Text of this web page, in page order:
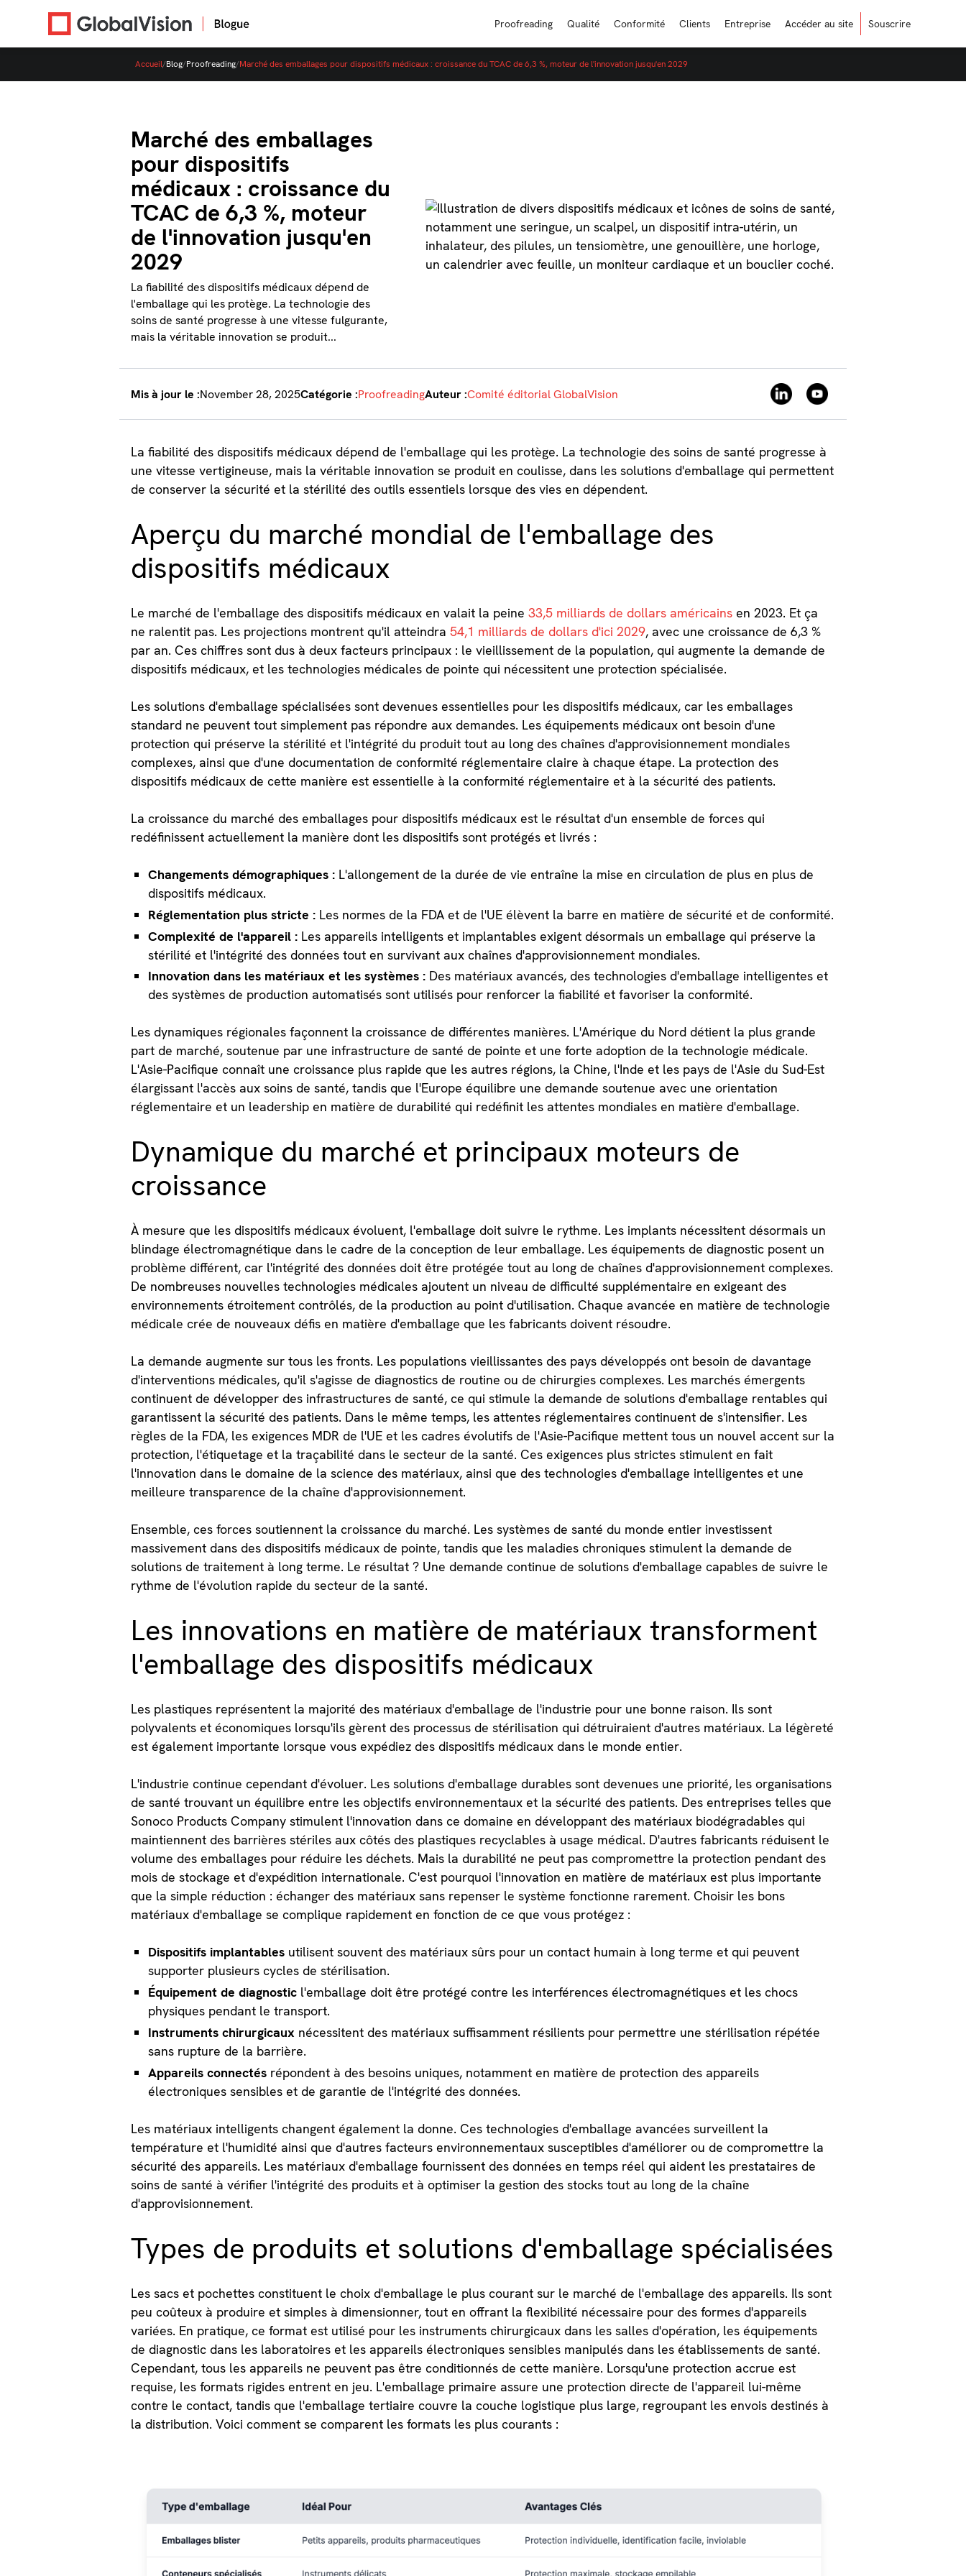
Proofreading Qualité Conformité Clients Entreprise Accéder au site Souscrire
Accueil/Blog/Proofreading/Marché des emballages pour dispositifs médicaux : croissance du TCAC de 6,3 %, moteur de l'innovation jusqu'en 2029
Marché des emballages
pour dispositifs
médicaux : croissance du
TCAC de 6,3 %, moteur
de l'innovation jusqu'en
2029
La fiabilité des dispositifs médicaux dépend de
l'emballage qui les protège. La technologie des
soins de santé progresse à une vitesse fulgurante,
mais la véritable innovation se produit...
Mis à jour le :November 28, 2025Catégorie :ProofreadingAuteur :Comité éditorial GlobalVision
La fiabilité des dispositifs médicaux dépend de l'emballage qui les protège. La technologie des soins de santé progresse à
une vitesse vertigineuse, mais la véritable innovation se produit en coulisse, dans les solutions d'emballage qui permettent
de conserver la sécurité et la stérilité des outils essentiels lorsque des vies en dépendent.
Aperçu du marché mondial de l'emballage des
dispositifs médicaux
Le marché de l'emballage des dispositifs médicaux en valait la peine33,5 milliards de dollars américains en 2023. Et ça
ne ralentit pas. Les projections montrent qu'il atteindra54,1 milliards de dollars d'ici 2029, avec une croissance de 6,3 %
par an. Ces chiffres sont dus à deux facteurs principaux : le vieillissement de la population, qui augmente la demande de
dispositifs médicaux, et les technologies médicales de pointe qui nécessitent une protection spécialisée.
Les solutions d'emballage spécialisées sont devenues essentielles pour les dispositifs médicaux, car les emballages
standard ne peuvent tout simplement pas répondre aux demandes. Les équipements médicaux ont besoin d'une
protection qui préserve la stérilité et l'intégrité du produit tout au long des chaînes d'approvisionnement mondiales
complexes, ainsi que d'une documentation de conformité réglementaire claire à chaque étape. La protection des
dispositifs médicaux de cette manière est essentielle à la conformité réglementaire et à la sécurité des patients.
La croissance du marché des emballages pour dispositifs médicaux est le résultat d'un ensemble de forces qui
redéfinissent actuellement la manière dont les dispositifs sont protégés et livrés :
Changements démographiques : L'allongement de la durée de vie entraîne la mise en circulation de plus en plus de
dispositifs médicaux.
Réglementation plus stricte : Les normes de la FDA et de l'UE élèvent la barre en matière de sécurité et de conformité.
Complexité de l'appareil : Les appareils intelligents et implantables exigent désormais un emballage qui préserve la
stérilité et l'intégrité des données tout en survivant aux chaînes d'approvisionnement mondiales.
Innovation dans les matériaux et les systèmes : Des matériaux avancés, des technologies d'emballage intelligentes et
des systèmes de production automatisés sont utilisés pour renforcer la fiabilité et favoriser la conformité.
Les dynamiques régionales façonnent la croissance de différentes manières. L'Amérique du Nord détient la plus grande
part de marché, soutenue par une infrastructure de santé de pointe et une forte adoption de la technologie médicale.
L'Asie-Pacifique connaît une croissance plus rapide que les autres régions, la Chine, l'Inde et les pays de l'Asie du Sud-Est
élargissant l'accès aux soins de santé, tandis que l'Europe équilibre une demande soutenue avec une orientation
réglementaire et un leadership en matière de durabilité qui redéfinit les attentes mondiales en matière d'emballage.
Dynamique du marché et principaux moteurs de
croissance
À mesure que les dispositifs médicaux évoluent, l'emballage doit suivre le rythme. Les implants nécessitent désormais un
blindage électromagnétique dans le cadre de la conception de leur emballage. Les équipements de diagnostic posent un
problème différent, car l'intégrité des données doit être protégée tout au long de chaînes d'approvisionnement complexes.
De nombreuses nouvelles technologies médicales ajoutent un niveau de difficulté supplémentaire en exigeant des
environnements étroitement contrôlés, de la production au point d'utilisation. Chaque avancée en matière de technologie
médicale crée de nouveaux défis en matière d'emballage que les fabricants doivent résoudre.
La demande augmente sur tous les fronts. Les populations vieillissantes des pays développés ont besoin de davantage
d'interventions médicales, qu'il s'agisse de diagnostics de routine ou de chirurgies complexes. Les marchés émergents
continuent de développer des infrastructures de santé, ce qui stimule la demande de solutions d'emballage rentables qui
garantissent la sécurité des patients. Dans le même temps, les attentes réglementaires continuent de s'intensifier. Les
règles de la FDA, les exigences MDR de l'UE et les cadres évolutifs de l'Asie-Pacifique mettent tous un nouvel accent sur la
protection, l'étiquetage et la traçabilité dans le secteur de la santé. Ces exigences plus strictes stimulent en fait
l'innovation dans le domaine de la science des matériaux, ainsi que des technologies d'emballage intelligentes et une
meilleure transparence de la chaîne d'approvisionnement.
Ensemble, ces forces soutiennent la croissance du marché. Les systèmes de santé du monde entier investissent
massivement dans des dispositifs médicaux de pointe, tandis que les maladies chroniques stimulent la demande de
solutions de traitement à long terme. Le résultat ? Une demande continue de solutions d'emballage capables de suivre le
rythme de l'évolution rapide du secteur de la santé.
Les innovations en matière de matériaux transforment
l'emballage des dispositifs médicaux
Les plastiques représentent la majorité des matériaux d'emballage de l'industrie pour une bonne raison. Ils sont
polyvalents et économiques lorsqu'ils gèrent des processus de stérilisation qui détruiraient d'autres matériaux. La légèreté
est également importante lorsque vous expédiez des dispositifs médicaux dans le monde entier.
L'industrie continue cependant d'évoluer. Les solutions d'emballage durables sont devenues une priorité, les organisations
de santé trouvant un équilibre entre les objectifs environnementaux et la sécurité des patients. Des entreprises telles que
Sonoco Products Company stimulent l'innovation dans ce domaine en développant des matériaux biodégradables qui
maintiennent des barrières stériles aux côtés des plastiques recyclables à usage médical. D'autres fabricants réduisent le
volume des emballages pour réduire les déchets. Mais la durabilité ne peut pas compromettre la protection pendant des
mois de stockage et d'expédition internationale. C'est pourquoi l'innovation en matière de matériaux est plus importante
que la simple réduction : échanger des matériaux sans repenser le système fonctionne rarement. Choisir les bons
matériaux d'emballage se complique rapidement en fonction de ce que vous protégez :
Dispositifs implantablesutilisent souvent des matériaux sûrs pour un contact humain à long terme et qui peuvent
supporter plusieurs cycles de stérilisation.
Équipement de diagnosticl'emballage doit être protégé contre les interférences électromagnétiques et les chocs
physiques pendant le transport.
Instruments chirurgicaux nécessitent des matériaux suffisamment résilients pour permettre une stérilisation répétée
sans rupture de la barrière.
Appareils connectésrépondent à des besoins uniques, notamment en matière de protection des appareils
électroniques sensibles et de garantie de l'intégrité des données.
Les matériaux intelligents changent également la donne. Ces technologies d'emballage avancées surveillent la
température et l'humidité ainsi que d'autres facteurs environnementaux susceptibles d'améliorer ou de compromettre la
sécurité des appareils. Les matériaux d'emballage fournissent des données en temps réel qui aident les prestataires de
soins de santé à vérifier l'intégrité des produits et à optimiser la gestion des stocks tout au long de la chaîne
d'approvisionnement.
Types de produits et solutions d'emballage spécialisées
Les sacs et pochettes constituent le choix d'emballage le plus courant sur le marché de l'emballage des appareils. Ils sont
peu coûteux à produire et simples à dimensionner, tout en offrant la flexibilité nécessaire pour des formes d'appareils
variées. En pratique, ce format est utilisé pour les instruments chirurgicaux dans les salles d'opération, les équipements
de diagnostic dans les laboratoires et les appareils électroniques sensibles manipulés dans les établissements de santé.
Cependant, tous les appareils ne peuvent pas être conditionnés de cette manière. Lorsqu'une protection accrue est
requise, les formats rigides entrent en jeu. L'emballage primaire assure une protection directe de l'appareil lui-même
contre le contact, tandis que l'emballage tertiaire couvre la couche logistique plus large, regroupant les envois destinés à
la distribution. Voici comment se comparent les formats les plus courants :